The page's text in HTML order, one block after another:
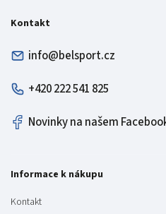
Kontakt
info@belsport.cz
+420 222 541 825
Novinky na našem
Informace k nákupu
Kontakt